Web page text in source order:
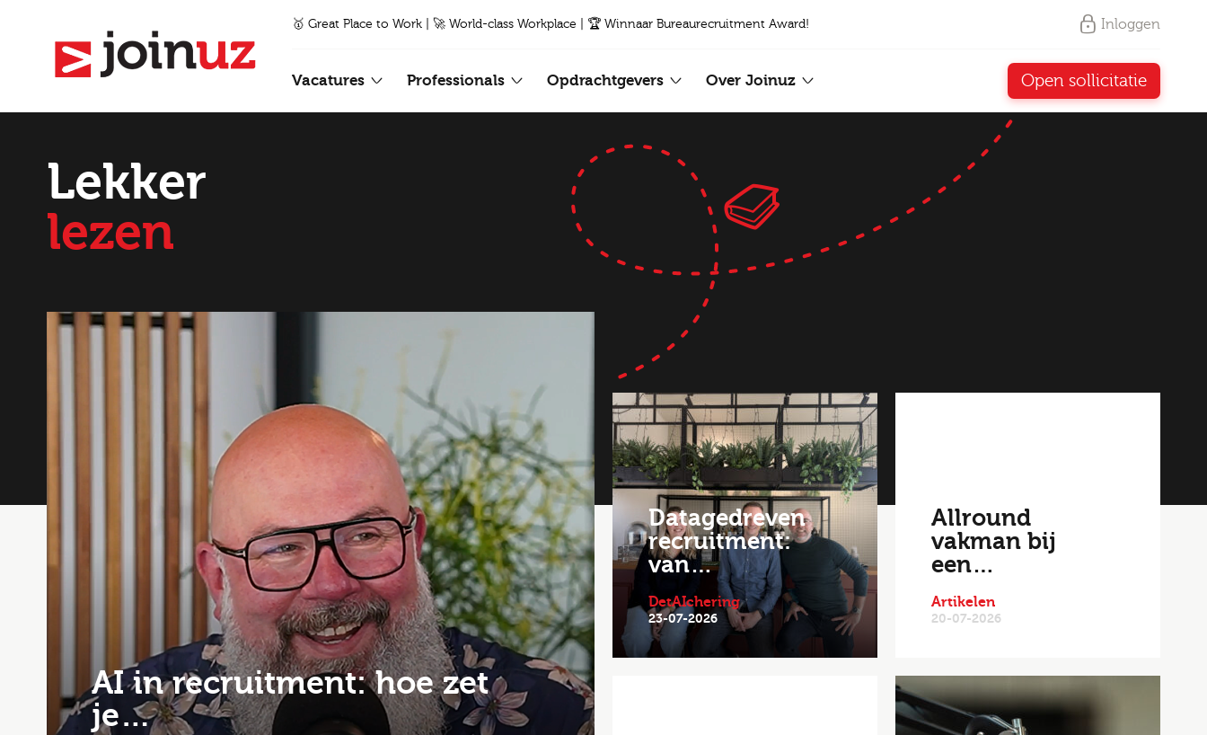
🥇 Great Place to Work | 🚀 World-class Workplace | 🏆 Winnaar Bureaurecruitment Award! Inloggen
Vacatures Professionals Opdrachtgevers Over Joinuz Open sollicitatie
Lekker
lezen
AI in recruitment: hoe zet
je…
Datagedreven
recruitment:
van…
DetAIchering
23-07-2026
Allround
vakman bij
een…
Artikelen
20-07-2026